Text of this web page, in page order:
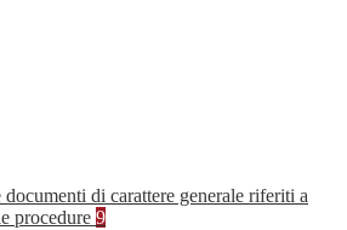
di carattere generale riferiti a
procedure 9